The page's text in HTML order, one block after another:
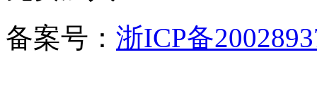
备案号： 浙ICP备